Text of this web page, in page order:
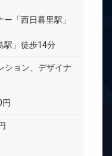
「西日暮里駅」
駅」徒歩14分
ション、デザイナ